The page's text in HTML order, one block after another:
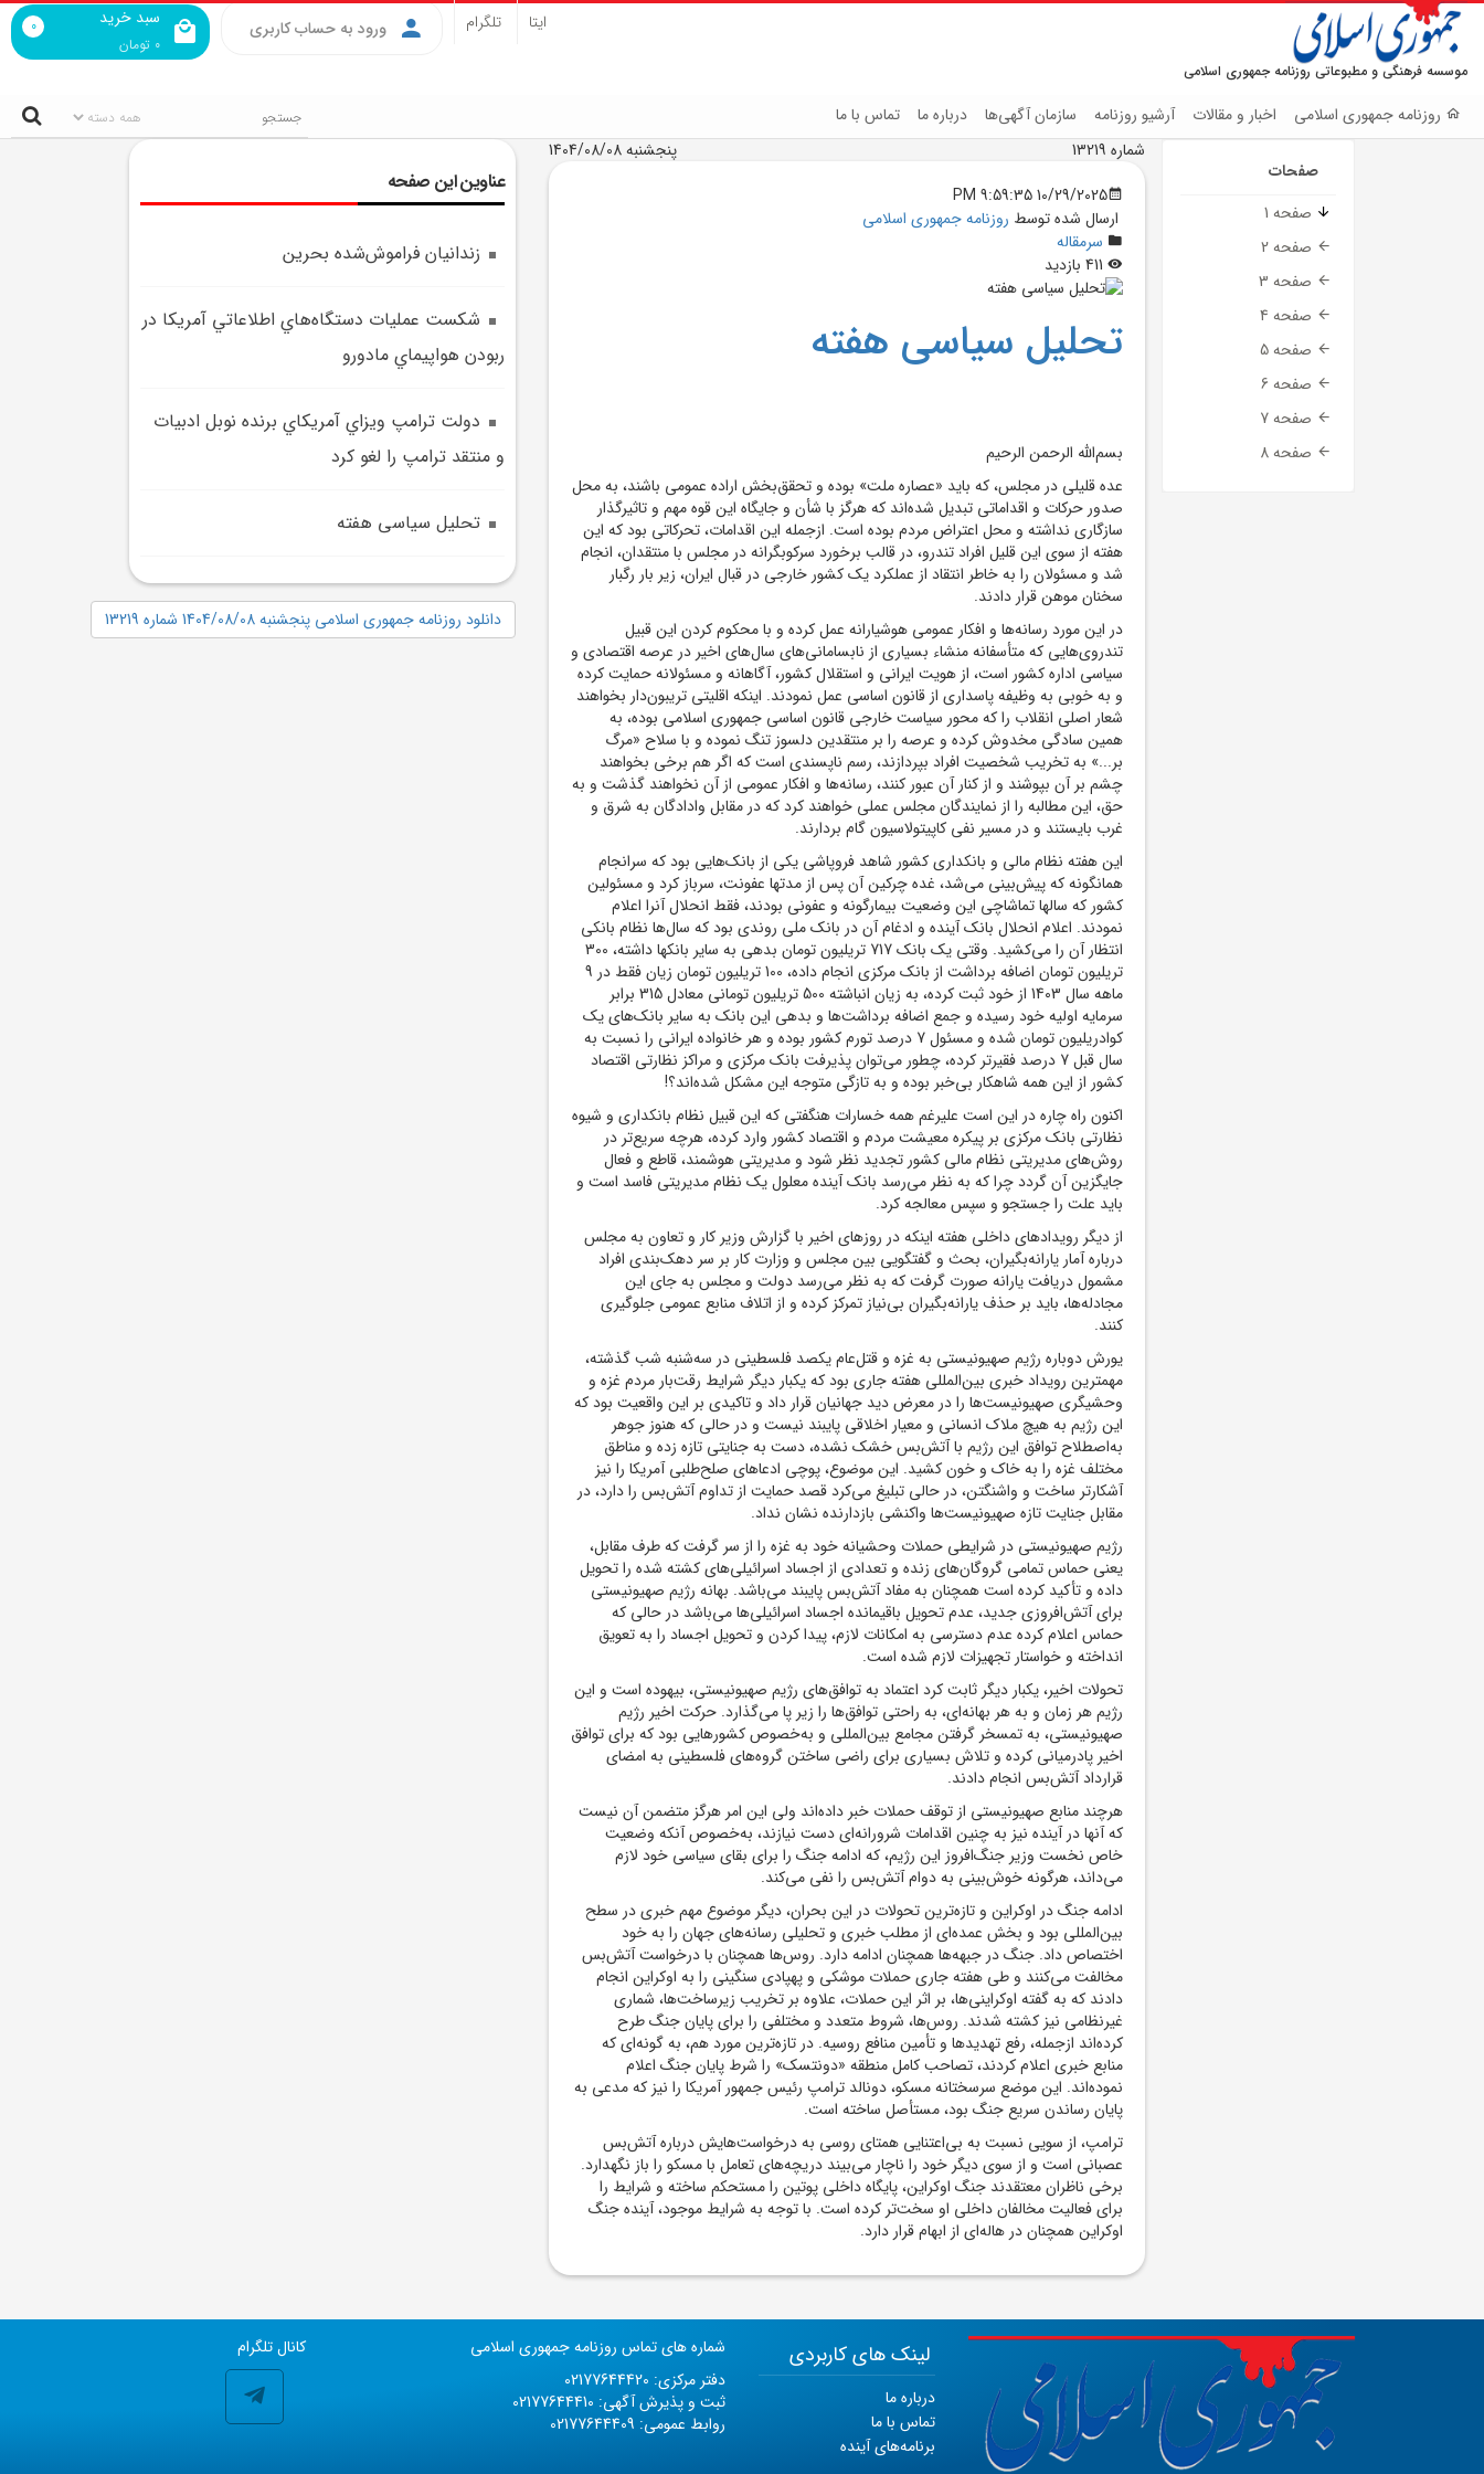
موسسه فرهنگی و مطبوعاتی روزنامه جمهوری اسلامی
سبد خرید
0 تومان
0 ورود به حساب کاربری ایتا تلگرام
روزنامه جمهوری اسلامی اخبار و مقالات آرشیو روزنامه سازمان آگهی‌ها درباره ما تماس با ما
صفحات
صفحه 1
صفحه 2
صفحه 3
صفحه 4
صفحه 5
صفحه 6
صفحه 7
صفحه 8
شماره 13219
پنجشنبه 1404/08/08
10/29/2025 9:59:35 PM
ارسال شده توسط روزنامه جمهوری اسلامی
سرمقاله
تحلیل سیاسی هفته
بسم‌الله الرحمن الرحیم
عده قلیلی در مجلس، که باید «عصاره ملت» بوده و تحقق‌بخش اراده عمومی باشند، به محل
صدور حرکات و اقداماتی تبدیل شده‌اند که هرگز با شأن و جایگاه این قوه مهم و تاثیرگذار
سازگاری نداشته و محل اعتراض مردم بوده است. ازجمله این اقدامات، تحرکاتی بود که این
هفته از سوی این قلیل افراد تندرو، در قالب برخورد سرکوبگرانه در مجلس با منتقدان، انجام
شد و مسئولان را به خاطر انتقاد از عملکرد یک کشور خارجی در قبال ایران، زیر بار رگبار
سخنان موهن قرار دادند.
در این مورد رسانه‌ها و افکار عمومی هوشیارانه عمل کرده و با محکوم کردن این قبیل
تندروی‌هایی که متأسفانه منشاء بسیاری از نابسامانی‌های سال‌های اخیر در عرصه اقتصادی و
سیاسی اداره کشور است، از هویت ایرانی و استقلال کشور، آگاهانه و مسئولانه حمایت کرده
و به خوبی به وظیفه پاسداری از قانون اساسی عمل نمودند. اینکه اقلیتی تریبون‌دار بخواهند
شعار اصلی انقلاب را که محور سیاست خارجی قانون اساسی جمهوری اسلامی بوده، به
همین سادگی مخدوش کرده و عرصه را بر منتقدین دلسوز تنگ نموده و با سلاح «مرگ
بر...» به تخریب شخصیت افراد بپردازند، رسم ناپسندی است که اگر هم برخی بخواهند
چشم بر آن بپوشند و از کنار آن عبور کنند، رسانه‌ها و افکار عمومی از آن نخواهند گذشت و به
حق، این مطالبه را از نمایندگان مجلس عملی خواهند کرد که در مقابل وادادگان به شرق و
غرب بایستند و در مسیر نفی کاپیتولاسیون گام بردارند.
این هفته نظام مالی و بانکداری کشور شاهد فروپاشی یکی از بانک‌هایی بود که سرانجام
همانگونه که پیش‌بینی می‌شد، غده چرکین آن پس از مدتها عفونت، سرباز کرد و مسئولین
کشور که سالها تماشاچی این وضعیت بیمارگونه و عفونی بودند، فقط انحلال آنرا اعلام
نمودند. اعلام انحلال بانک آینده و ادغام آن در بانک ملی روندی بود که سال‌ها نظام بانکی
انتظار آن را می‌کشید. وقتی یک بانک 717 تریلیون تومان بدهی به سایر بانکها داشته، 300
تریلیون تومان اضافه برداشت از بانک مرکزی انجام داده، 100 تریلیون تومان زیان فقط در 9
ماهه سال 1403 از خود ثبت کرده، به زیان انباشته 500 تریلیون تومانی معادل 315 برابر
سرمایه اولیه خود رسیده و جمع اضافه برداشت‌ها و بدهی‌ این بانک به سایر بانک‌های یک
کوادریلیون تومان شده و مسئول 7 درصد تورم کشور بوده و هر خانواده ایرانی را نسبت به
سال قبل 7 درصد فقیرتر کرده، چطور می‌توان پذیرفت بانک مرکزی و مراکز نظارتی اقتصاد
کشور از این همه شاهکار بی‌خبر بوده و به تازگی متوجه این مشکل شده‌اند؟!
اکنون راه چاره در این است علیرغم همه خسارات هنگفتی که این قبیل نظام بانکداری و شیوه
نظارتی بانک مرکزی بر پیکره معیشت مردم و اقتصاد کشور وارد کرده، هرچه سریع‌تر در
روش‌های مدیریتی نظام مالی کشور تجدید نظر شود و مدیریتی هوشمند، قاطع و فعال
جایگزین آن گردد چرا که به نظر می‌رسد بانک آینده معلول یک نظام مدیریتی فاسد است و
باید علت را جستجو و سپس معالجه کرد.
از دیگر رویدادهای داخلی هفته اینکه در روزهای اخیر با گزارش وزیر کار و تعاون به مجلس
درباره آمار یارانه‌بگیران، بحث و گفتگویی بین مجلس و وزارت کار بر سر دهک‌بندی افراد
مشمول دریافت یارانه صورت گرفت که به نظر می‌رسد دولت و مجلس به جای این
مجادله‌ها، باید بر حذف یارانه‌بگیران بی‌نیاز تمرکز کرده و از اتلاف منابع عمومی جلوگیری
کنند.
یورش دوباره رژیم صهیونیستی به غزه و قتل‌عام یکصد فلسطینی در سه‌شنبه ‌شب گذشته،
مهمترین رویداد خبری بین‌المللی هفته جاری بود که یکبار دیگر شرایط رقت‌بار مردم غزه و
وحشیگری صهیونیست‌ها را در معرض دید جهانیان قرار داد و تاکیدی بر این واقعیت بود که
این رژیم به هیچ ملاک انسانی و معیار اخلاقی پایبند نیست و در حالی که هنوز جوهر
به‌اصطلاح توافق این رژیم با آتش‌بس خشک نشده، دست به جنایتی تازه زده و مناطق
مختلف غزه را به خاک و خون کشید. این موضوع، پوچی ادعاهای صلح‌طلبی آمریکا را نیز
آشکارتر ساخت و واشنگتن، در حالی تبلیغ می‌کرد قصد حمایت از تداوم آتش‌بس را دارد، در
مقابل جنایت تازه صهیونیست‌ها واکنشی بازدارنده نشان نداد.
رژیم صهیونیستی در شرایطی حملات وحشیانه خود به غزه را از سر گرفت که طرف مقابل،
یعنی حماس تمامی گروگان‌های زنده و تعدادی از اجساد اسرائیلی‌های کشته شده را تحویل
داده و تأکید کرده است همچنان به مفاد آتش‌بس پایبند می‌باشد. بهانه رژیم صهیونیستی
برای آتش‌افروزی جدید، عدم تحویل باقیمانده اجساد اسرائیلی‌ها می‌باشد در حالی که
حماس اعلام کرده عدم دسترسی به امکانات لازم، پیدا کردن و تحویل اجساد را به تعویق
انداخته و خواستار تجهیزات لازم شده است.
تحولات اخیر، یکبار دیگر ثابت کرد اعتماد به توافق‌های رژیم صهیونیستی، بیهوده است و این
رژیم هر زمان و به هر بهانه‌ای، به راحتی توافق‌ها را زیر پا می‌گذارد. حرکت اخیر رژیم
صهیونیستی، به تمسخر گرفتن مجامع بین‌المللی و به‌خصوص کشورهایی بود که برای توافق
اخیر پادرمیانی کرده و تلاش بسیاری برای راضی ساختن گروه‌های فلسطینی به امضای
قرارداد آتش‌بس انجام دادند.
هرچند منابع صهیونیستی از توقف حملات خبر داده‌اند ولی این امر هرگز متضمن آن نیست
که آنها در آینده نیز به چنین اقدامات شرورانه‌ای دست نیازند، به‌خصوص آنکه وضعیت
خاص نخست‌ وزیر جنگ‌افروز این رژیم، که ادامه جنگ را برای بقای سیاسی خود لازم
می‌داند، هرگونه خوش‌بینی به دوام آتش‌بس را نفی می‌کند.
ادامه جنگ در اوکراین و تازه‌ترین تحولات در این بحران، دیگر موضوع مهم خبری در سطح
بین‌المللی بود و بخش عمده‌ای از مطلب خبری و تحلیلی رسانه‌های جهان را به خود
اختصاص داد. جنگ در جبهه‌ها همچنان ادامه دارد. روس‌ها همچنان با درخواست آتش‌بس
مخالفت می‌کنند و طی هفته جاری حملات موشکی و پهپادی سنگینی را به اوکراین انجام
دادند که به گفته اوکراینی‌ها، بر اثر این حملات، علاوه بر تخریب زیرساخت‌ها، شماری
غیرنظامی نیز کشته شدند. روس‌ها، شروط متعدد و مختلفی را برای پایان جنگ طرح
کرده‌اند ازجمله، رفع تهدیدها و تأمین منافع روسیه. در تازه‌ترین مورد هم، به گونه‌ای که
منابع خبری اعلام کردند، تصاحب کامل منطقه «دونتسک» را شرط پایان جنگ اعلام
نموده‌اند. این موضع سرسختانه مسکو، دونالد ترامپ رئیس ‌جمهور آمریکا را نیز که مدعی به
پایان رساندن سریع جنگ بود، مستأصل ساخته است.
ترامپ، از سویی نسبت به بی‌اعتنایی همتای روسی به درخواست‌هایش درباره آتش‌بس
عصبانی است و از سوی دیگر خود را ناچار می‌بیند دریچه‌های تعامل با مسکو را باز نگهدارد.
برخی ناظران معتقدند جنگ اوکراین، پایگاه داخلی پوتین را مستحکم ساخته و شرایط را
برای فعالیت مخالفان داخلی او سخت‌تر کرده است. با توجه به شرایط موجود، آینده جنگ
اوکراین همچنان در هاله‌ای از ابهام قرار دارد.
عناوین این صفحه
زندانيان فراموش‌شده بحرين
شکست عمليات دستگاه‌هاي اطلاعاتي آمريکا در
ربودن هواپيماي مادورو
دولت ترامپ ويزاي آمريکاي برنده نوبل ادبيات
و منتقد ترامپ را لغو کرد
تحلیل سیاسی هفته
دانلود روزنامه جمهوری اسلامی پنجشنبه 1404/08/08 شماره 13219
کانال تلگرام
شماره های تماس روزنامه جمهوری اسلامی
دفتر مرکزی: 02177644420
ثبت و پذیرش آگهی: 02177644410
روابط عمومی: 02177644409
لینک های کاربردی
درباره ما
تماس با ما
برنامه‌های آینده